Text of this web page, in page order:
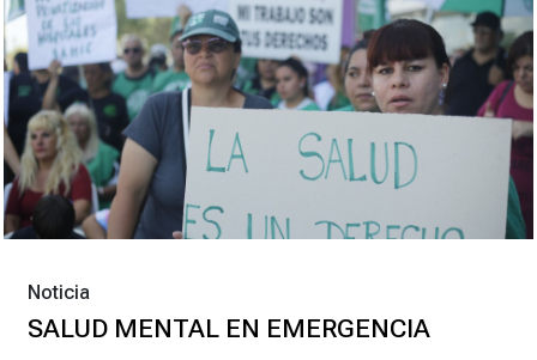
Noticia
SALUD MENTAL EN EMERGENCIA